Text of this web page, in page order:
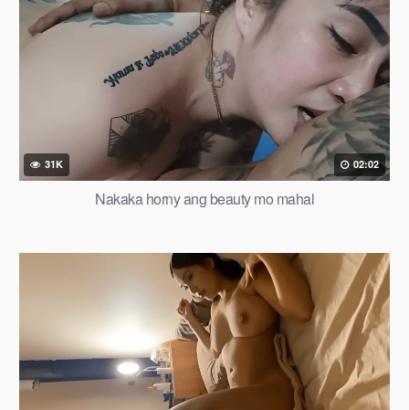
31K 02:02
Nakaka horny ang beauty mo mahal